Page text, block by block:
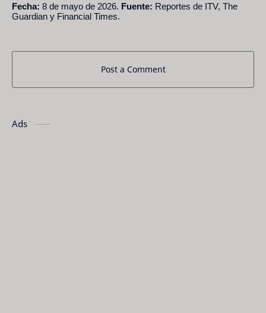
Fecha: 8 de mayo de 2026. Fuente: Reportes de ITV, The
Guardian y Financial Times.
Post a Comment
Ads